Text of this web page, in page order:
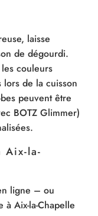
laisse
de dégourdi.
couleurs
de la cuisson
peuvent être
BOTZ Glimmer)
Aix-la-
ligne – ou
Aix-la-Chapelle